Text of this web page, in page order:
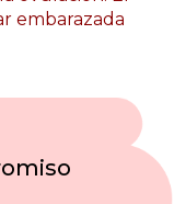
embarazada